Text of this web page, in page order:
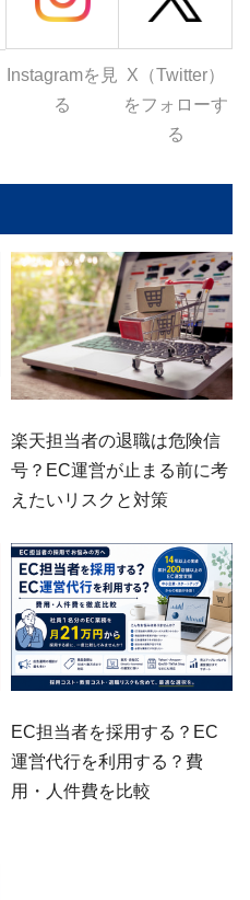
Instagramを見
る
X（Twitter）
をフォローす
る
楽天担当者の退職は危険信
号？EC運営が止まる前に考
えたいリスクと対策
EC担当者を採用する？EC
運営代行を利用する？費
用・人件費を比較